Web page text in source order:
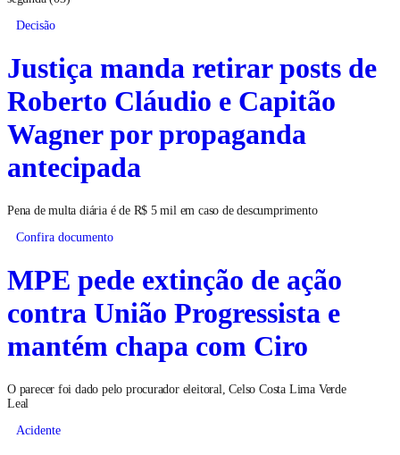
Decisão
Justiça manda retirar posts de
Roberto Cláudio e Capitão
Wagner por propaganda
antecipada
Pena de multa diária é de R$ 5 mil em caso de descumprimento
Confira documento
MPE pede extinção de ação
contra União Progressista e
mantém chapa com Ciro
O parecer foi dado pelo procurador eleitoral, Celso Costa Lima Verde
Leal
Acidente